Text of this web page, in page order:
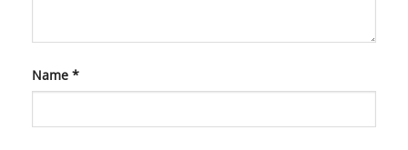
Name *